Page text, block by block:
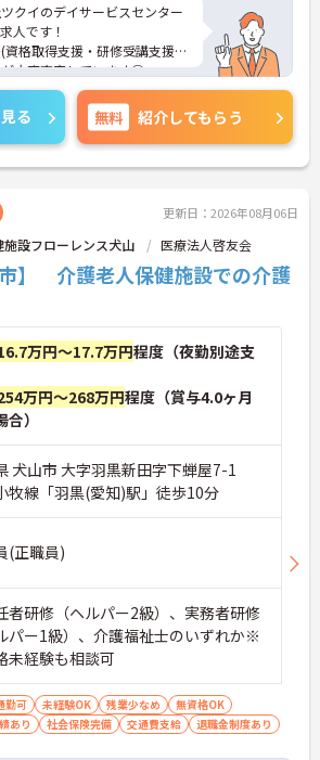
クイのデイサービスセンター
人です！
格取得支援・研修受講支援)
大変充実しています◎
接対策ポイントなど、さらに
すのでお気軽にご相談くださ
る 無料 紹介してもらう
更新日：2026年08月06日
設フローレンス犬山 医療法人啓友会
市】 介護老人保健施設での介護
万円～17.7万円程度（夜勤別途支
万円～268万円程度（賞与4.0ヶ月
）
犬山市 大字羽黒新田字下蝉屋7-1
牧線「羽黒(愛知)駅」徒歩10分
(正職員)
研修（ヘルパー2級）、実務者研修
パー1級）、介護福祉士のいずれか※
未経験も相談可
勤可 未経験OK 残業少なめ
無資格OK
あり
社会保険完備 交通費支給 退職金制度あり